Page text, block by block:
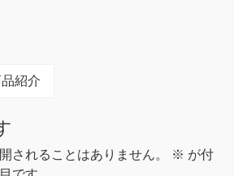
紹介
されることはありません。 ※ が付